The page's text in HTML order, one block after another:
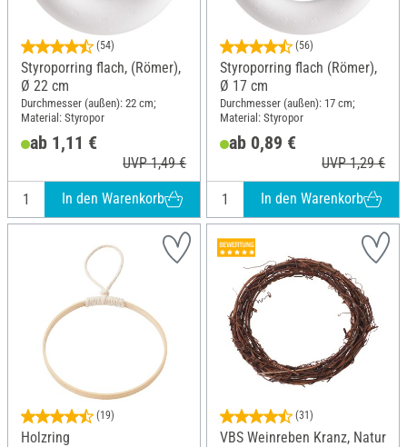
(54)
Styroporring flach, (Römer),
Ø 22 cm
Durchmesser (außen): 22 cm;
Material: Styropor
ab 1,11 €
UVP 1,49 €
In den Warenkorb
(56)
Styroporring flach (Römer),
Ø 17 cm
Durchmesser (außen): 17 cm;
Material: Styropor
ab 0,89 €
UVP 1,29 €
In den Warenkorb
(19)
Holzring
(31)
VBS Weinreben Kranz, Natur